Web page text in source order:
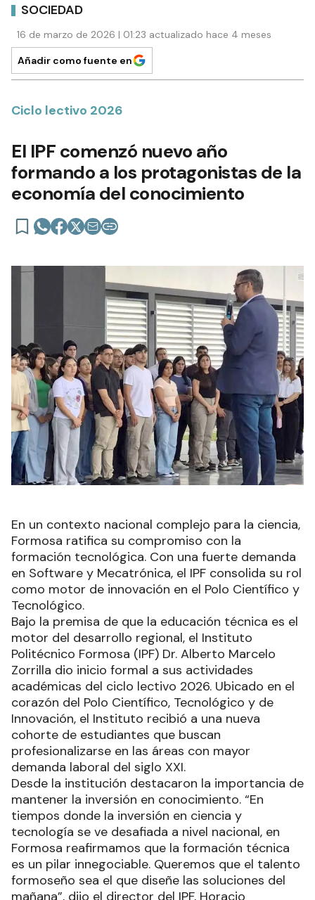
SOCIEDAD
16 de marzo de 2026 | 01:23 actualizado hace 4 meses
Añadir como fuente en
Ciclo lectivo 2026
El IPF comenzó nuevo año
formando a los protagonistas de la
economía del conocimiento
En un contexto nacional complejo para la ciencia,
Formosa ratifica su compromiso con la
formación tecnológica. Con una fuerte demanda
en Software y Mecatrónica, el IPF consolida su rol
como motor de innovación en el Polo Científico y
Tecnológico.
Bajo la premisa de que la educación técnica es el
motor del desarrollo regional, el Instituto
Politécnico Formosa (IPF) Dr. Alberto Marcelo
Zorrilla dio inicio formal a sus actividades
académicas del ciclo lectivo 2026. Ubicado en el
corazón del Polo Científico, Tecnológico y de
Innovación, el Instituto recibió a una nueva
cohorte de estudiantes que buscan
profesionalizarse en las áreas con mayor
demanda laboral del siglo XXI.
Desde la institución destacaron la importancia de
mantener la inversión en conocimiento. “En
tiempos donde la inversión en ciencia y
tecnología se ve desafiada a nivel nacional, en
Formosa reafirmamos que la formación técnica
es un pilar innegociable. Queremos que el talento
formoseño sea el que diseñe las soluciones del
mañana”, dijo el director del IPF, Horacio